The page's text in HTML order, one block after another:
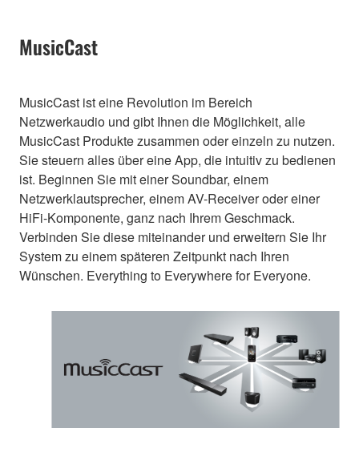
MusicCast
MusicCast ist eine Revolution im Bereich
Netzwerkaudio und gibt Ihnen die Möglichkeit, alle
MusicCast Produkte zusammen oder einzeln zu nutzen.
Sie steuern alles über eine App, die intuitiv zu bedienen
ist. Beginnen Sie mit einer Soundbar, einem
Netzwerklautsprecher, einem AV-Receiver oder einer
HiFi-Komponente, ganz nach Ihrem Geschmack.
Verbinden Sie diese miteinander und erweitern Sie Ihr
System zu einem späteren Zeitpunkt nach Ihren
Wünschen. Everything to Everywhere for Everyone.